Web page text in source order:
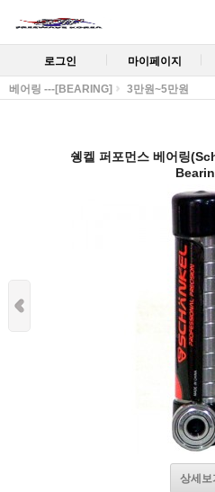
로그인 마이페이지
베어링 ---[BEARING] 3만원~5만원
쉥켈 퍼포먼스 베어링
상세보